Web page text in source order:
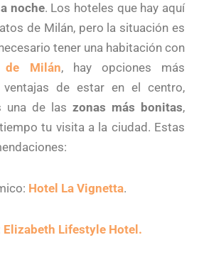
noche. Los hoteles que hay aquí
de Milán, pero la situación es
tener una habitación con
de Milán, hay opciones más
de estar en el centro,
una de las zonas más bonitas,
tu visita a la ciudad. Estas
Hotel La Vignetta.
Elizabeth Lifestyle Hotel.